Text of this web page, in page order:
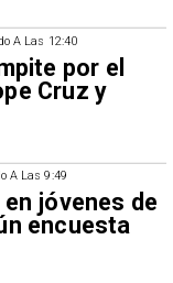
A Las 12:40
por el
Cruz y
A Las 9:49
jóvenes de
encuesta